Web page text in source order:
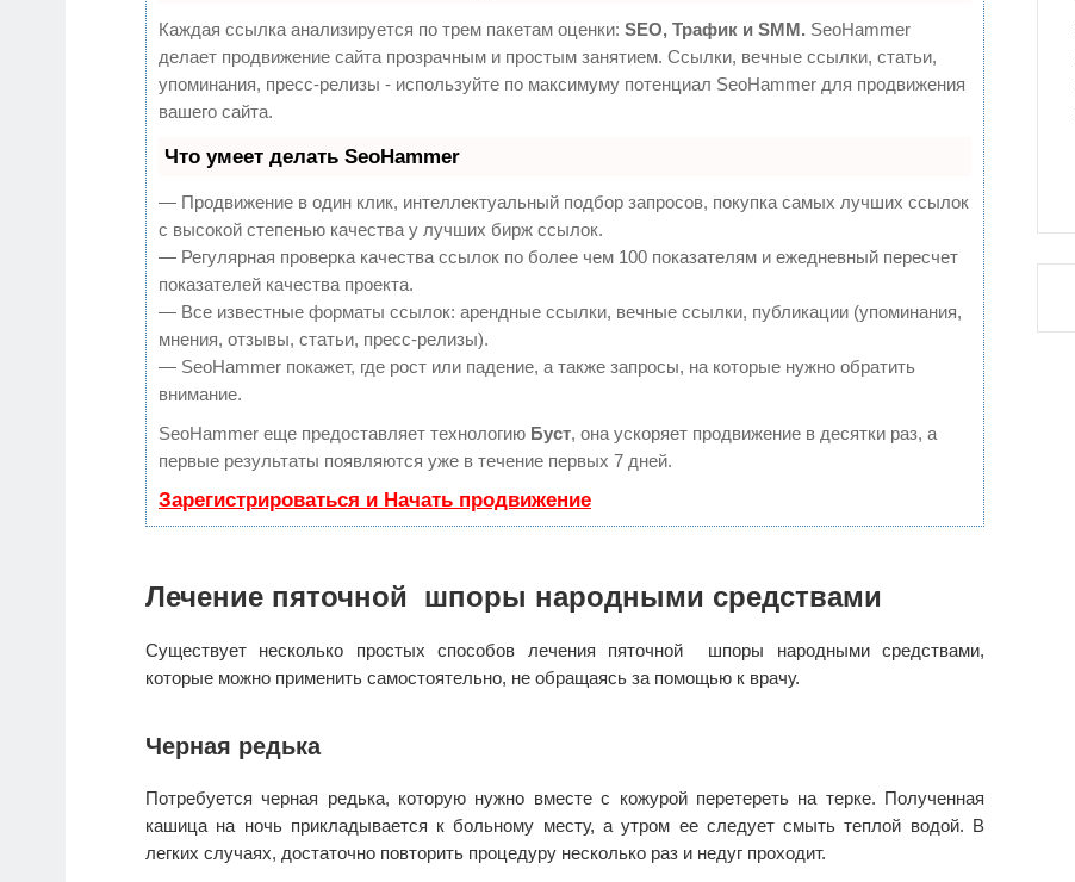
Каждая ссылка анализируется по трем пакетам оценки: SEO, Трафик и SMM. SeoHammer
делает продвижение сайта прозрачным и простым занятием. Ссылки, вечные ссылки, статьи,
упоминания, пресс-релизы - используйте по максимуму потенциал SeoHammer для продвижения
вашего сайта.
Что умеет делать SeoHammer
— Продвижение в один клик, интеллектуальный подбор запросов, покупка самых лучших ссылок
с высокой степенью качества у лучших бирж ссылок.
— Регулярная проверка качества ссылок по более чем 100 показателям и ежедневный пересчет
показателей качества проекта.
— Все известные форматы ссылок: арендные ссылки, вечные ссылки, публикации (упоминания,
мнения, отзывы, статьи, пресс-релизы).
— SeoHammer покажет, где рост или падение, а также запросы, на которые нужно обратить
внимание.
SeoHammer еще предоставляет технологию Буст, она ускоряет продвижение в десятки раз, а
первые результаты появляются уже в течение первых 7 дней.
Зарегистрироваться и Начать продвижение
Лечение пяточной шпоры народными средствами
Существует несколько простых способов лечения пяточной шпоры народными средствами,
которые можно применить самостоятельно, не обращаясь за помощью к врачу.
Черная редька
Потребуется черная редька, которую нужно вместе с кожурой перетереть на терке. Полученная
кашица на ночь прикладывается к больному месту, а утром ее следует смыть теплой водой. В
легких случаях, достаточно повторить процедуру несколько раз и недуг проходит.